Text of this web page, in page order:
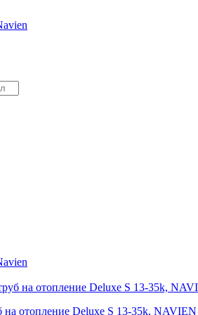
на отопление Deluxe S 13-35k,